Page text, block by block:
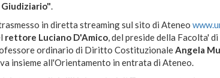
.
in diretta streaming sul sito di Ateneo
rettore Luciano D'Amico, del preside della Facolta'
ordinario di Diritto CostituzionaleAngela
insieme all'Orientamento in entrata di Ateneo.